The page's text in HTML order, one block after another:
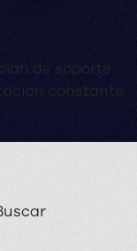
de soporte
constante